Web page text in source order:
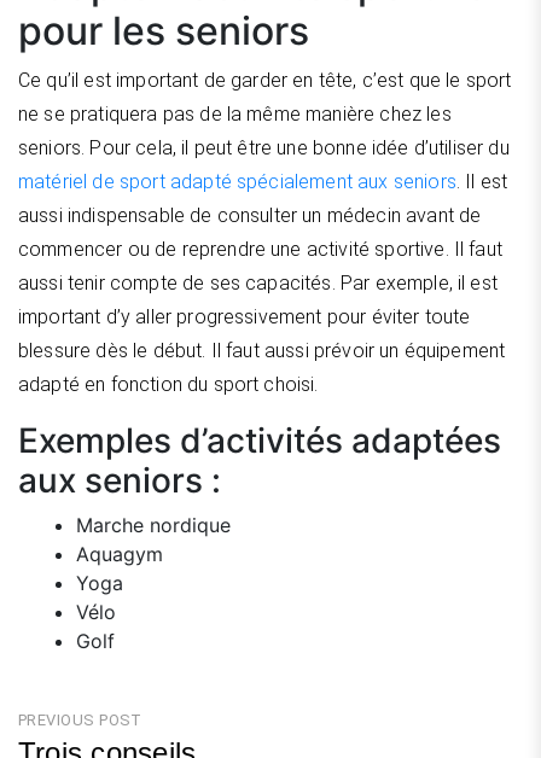
pour les seniors
Ce qu’il est important de garder en tête, c’est que le sport
ne se pratiquera pas de la même manière chez les
seniors. Pour cela, il peut être une bonne idée d’utiliser du
matériel de sport adapté spécialement aux seniors. Il est
aussi indispensable de consulter un médecin avant de
commencer ou de reprendre une activité sportive. Il faut
aussi tenir compte de ses capacités. Par exemple, il est
important d’y aller progressivement pour éviter toute
blessure dès le début. Il faut aussi prévoir un équipement
adapté en fonction du sport choisi.
Exemples d’activités adaptées
aux seniors :
Marche nordique
Aquagym
Yoga
Vélo
Golf
Navigation
PREVIOUS POST